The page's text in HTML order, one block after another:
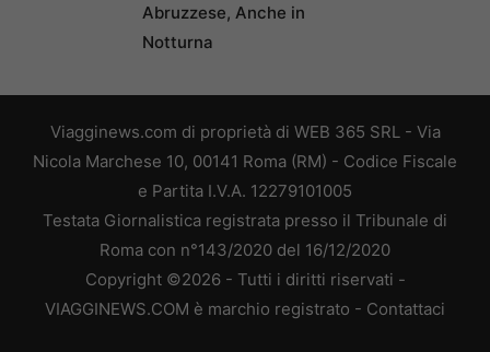
Abruzzese, Anche in
Notturna
Viagginews.com di proprietà di WEB 365 SRL - Via
Nicola Marchese 10, 00141 Roma (RM) - Codice Fiscale
e Partita I.V.A. 12279101005
Testata Giornalistica registrata presso il Tribunale di
Roma con n°143/2020 del 16/12/2020
Copyright ©2026 - Tutti i diritti riservati -
VIAGGINEWS.COM è marchio registrato - Contattaci